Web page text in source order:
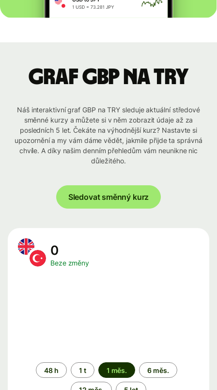
graf GBP na TRY
Náš interaktivní graf GBP na TRY sleduje aktuální středové
směnné kurzy a můžete si v něm zobrazit údaje až za
posledních 5 let. Čekáte na výhodnější kurz? Nastavte si
upozornění a my vám dáme vědět, jakmile přijde ta správná
chvíle. A díky našim denním přehledům vám neunikne nic
důležitého.
Sledovat směnný kurz
0
Beze změny
Časové
období
48 h 1 t 1 měs. 6 měs.